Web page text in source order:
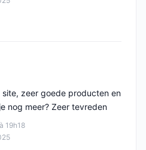
19h18
zeer goede producten en
nog meer? Zeer tevreden